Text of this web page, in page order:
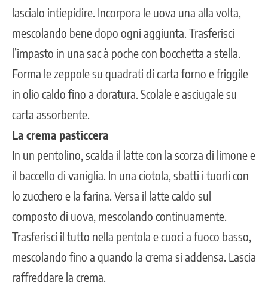
lascialo intiepidire. Incorpora le uova una alla volta,
mescolando bene dopo ogni aggiunta. Trasferisci
l’impasto in una sac à poche con bocchetta a stella.
Forma le zeppole su quadrati di carta forno e friggile
in olio caldo fino a doratura. Scolale e asciugale su
carta assorbente.
La crema pasticcera
In un pentolino, scalda il latte con la scorza di limone e
il baccello di vaniglia. In una ciotola, sbatti i tuorli con
lo zucchero e la farina. Versa il latte caldo sul
composto di uova, mescolando continuamente.
Trasferisci il tutto nella pentola e cuoci a fuoco basso,
mescolando fino a quando la crema si addensa. Lascia
raffreddare la crema.